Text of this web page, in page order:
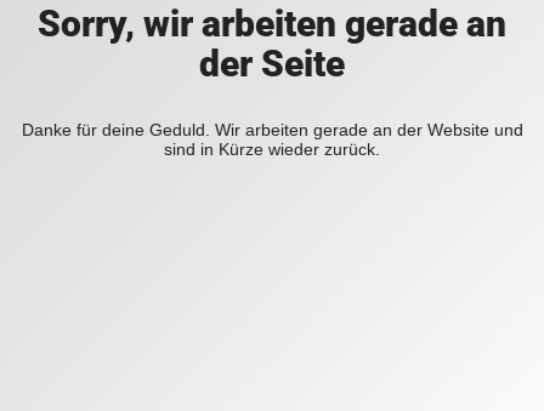
Sorry, wir arbeiten gerade an
der Seite
Danke für deine Geduld. Wir arbeiten gerade an der Website und
sind in Kürze wieder zurück.